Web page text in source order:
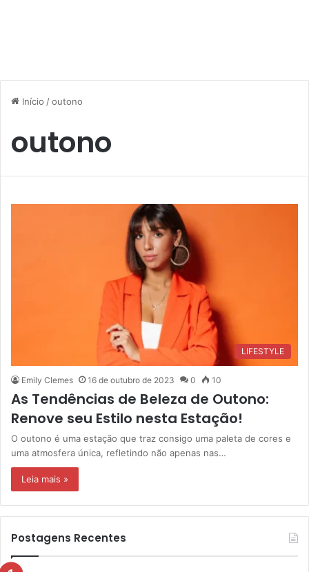
Início /outono
outono
LIFESTYLE
Emily Clemes 16 de outubro de 2023 0 10
As Tendências de Beleza de Outono:
Renove seu Estilo nesta Estação!
O outono é uma estação que traz consigo uma paleta de cores e
uma atmosfera única, refletindo não apenas nas…
Leia mais »
Postagens Recentes